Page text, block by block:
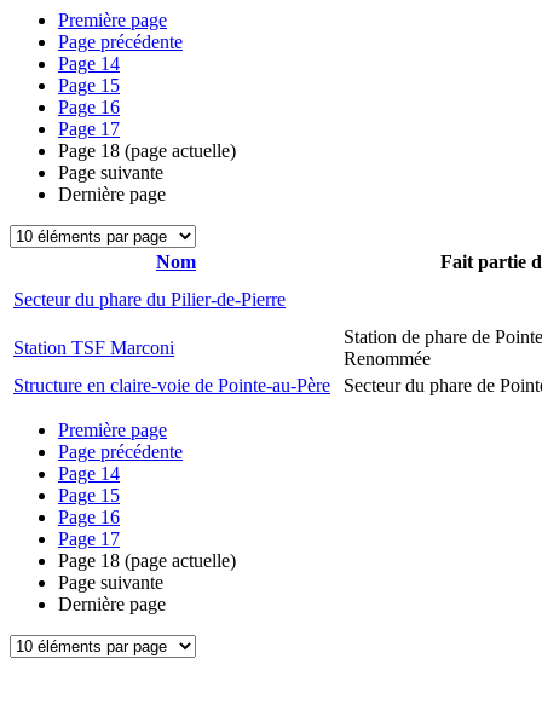
Première page
Page précédente
Page 14
Page 15
Page 16
Page 17
Page 18 (page actuelle)
Page suivante
Dernière page
Nom
Fait partie
Secteur du phare du Pilier-de-Pierre
Station TSF Marconi
Station de phare de
Renommée
Structure en claire-voie de Pointe-au-Père
Secteur du phare de
Première page
Page précédente
Page 14
Page 15
Page 16
Page 17
Page 18 (page actuelle)
Page suivante
Dernière page